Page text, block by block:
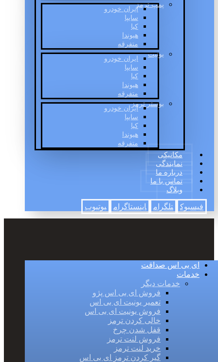
پمپ ترمز
ایران خودرو
سایپا
کیا
هیوندا
متفرقه
یونیت
ایران خودرو
سایپا
کیا
هیوندا
متفرقه
بوستر ترمز
ایران خودرو
سایپا
کیا
هیوندا
متفرقه
مکانیکی
نمایندگی
درباره ما
تماس با ما
وبلاگ
فیسبوک تلگرام اینستاگرام یوتیوب
ای بی اس صداقت
خدمات
خدمات دیگر
فروش ای بی اس پژو
تعمیر یونیت ای بی اس
فروش یونیت ای بی اس
خالی کردن ترمز
قفل شدن چرخ
فروش لنت ترمز
خرید لنت ترمز
گیر کردن ترمز ای بی اس